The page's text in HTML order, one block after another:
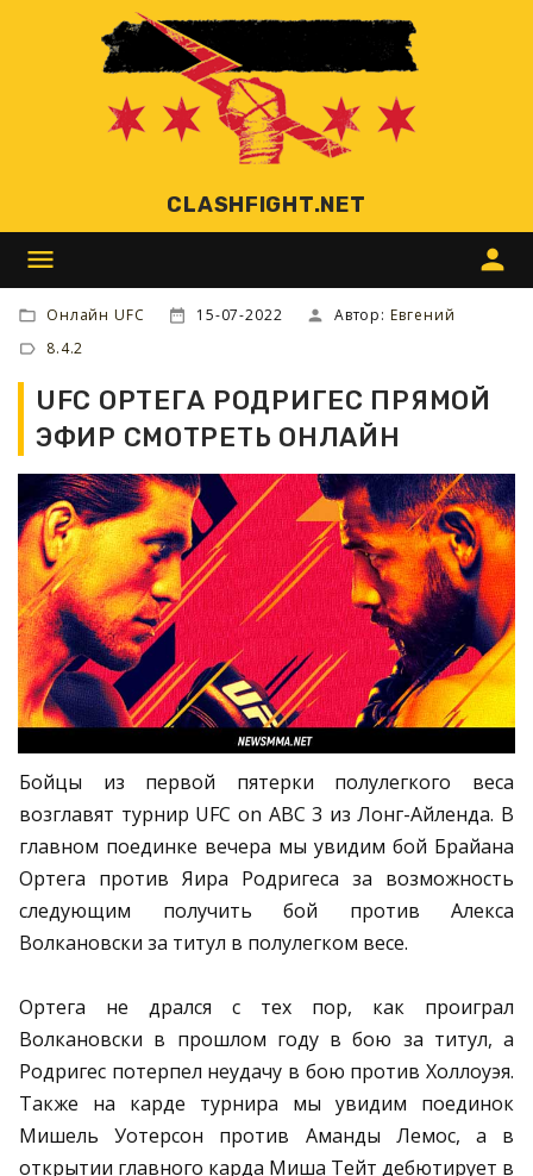
CLASHFIGHT.NET
menu person
Онлайн UFC 15-07-2022 Автор:Евгений
8.4.2
UFC ОРТЕГА РОДРИГЕС ПРЯМОЙ
ЭФИР СМОТРЕТЬ ОНЛАЙН
Бойцы из первой пятерки полулегкого веса
возглавят турнир UFC on ABC 3 из Лонг-Айленда. В
главном поединке вечера мы увидим бой Брайана
Ортега против Яира Родригеса за возможность
следующим получить бой против Алекса
Волкановски за титул в полулегком весе.
Ортега не дрался с тех пор, как проиграл
Волкановски в прошлом году в бою за титул, а
Родригес потерпел неудачу в бою против Холлоуэя.
Также на карде турнира мы увидим поединок
Мишель Уотерсон против Аманды Лемос, а в
открытии главного карда Миша Тейт дебютирует в